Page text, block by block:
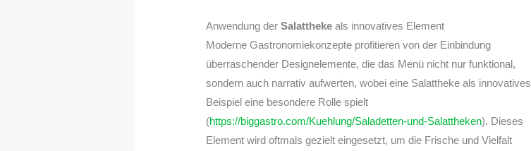
Anwendung derSalattheke als innovatives Element
Moderne Gastronomiekonzepte profitieren von der Einbindung
überraschender Designelemente, die das Menü nicht nur funktional,
sondern auch narrativ aufwerten, wobei eine Salattheke als innovatives
Beispiel eine besondere Rolle spielt
(https://biggastro.com/Kuehlung/Saladetten-und-Salattheken). Dieses
Element wird oftmals gezielt eingesetzt, um die Frische und Vielfalt